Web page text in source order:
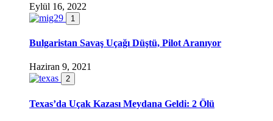
Eylül 16, 2022
1
Bulgaristan Savaş Uçağı Düştü, Pilot Aranıyor
Haziran 9, 2021
2
Texas’da Uçak Kazası Meydana Geldi: 2 Ölü